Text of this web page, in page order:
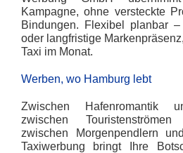
Kampagne, ohne versteckte
Bindungen. Flexibel planbar
oder langfristige
Taxi im Monat.
Werben, wo Hamburg lebt
Zwischen Hafenromantik
zwischen
zwischen Morgenpendlern
Taxiwerbung bringt Ihre